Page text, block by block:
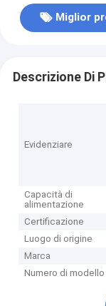
Miglior
Descrizione Di
Evidenziare
Capacità di
alimentazione
Certificazione
Luogo di origine
Marca
Numero di modello